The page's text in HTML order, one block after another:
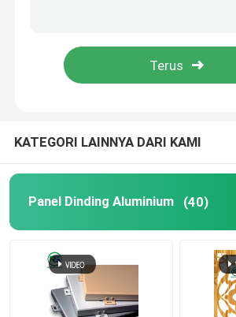
Klip Di Langit-Langit Logam
Railing Tangga Aluminium
KATEGORI LAINNYA DARI KAMI
Panel Dinding Aluminium (40)